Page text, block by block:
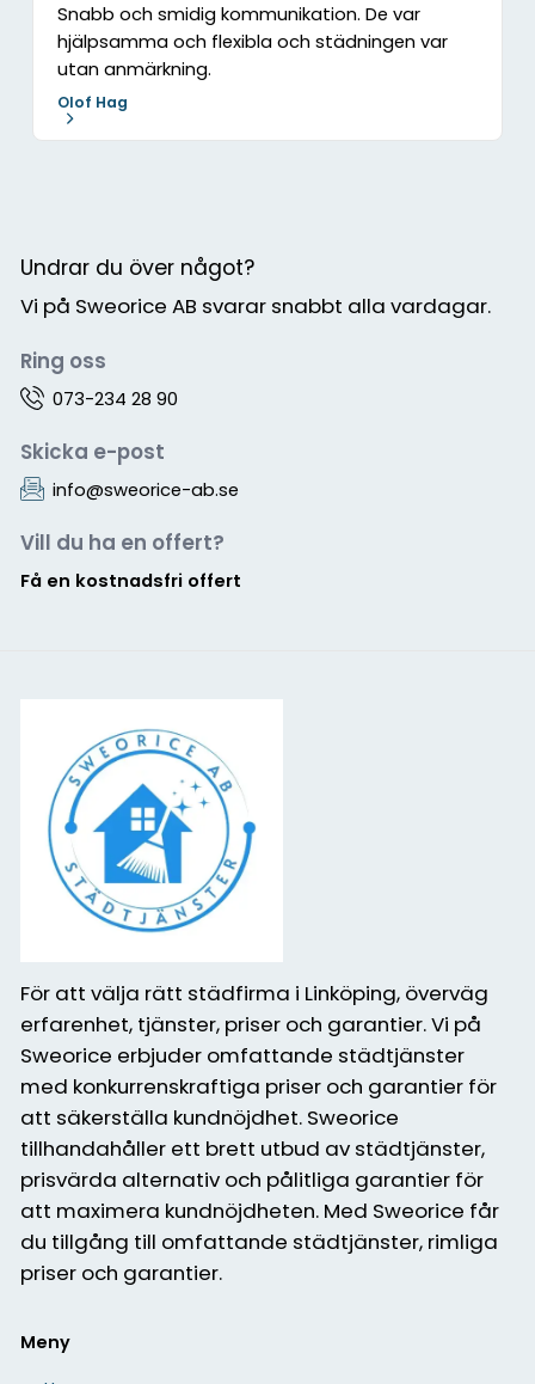
Snabb och smidig kommunikation. De var
hjälpsamma och flexibla och städningen var
utan anmärkning.
Olof Hag
Undrar du över något?
Vi på Sweorice AB svarar snabbt alla vardagar.
Ring oss
073-234 28 90
Skicka e-post
info@sweorice-ab.se
Vill du ha en offert?
Få en kostnadsfri offert
För att välja rätt städfirma i Linköping, överväg
erfarenhet, tjänster, priser och garantier. Vi på
Sweorice erbjuder omfattande städtjänster
med konkurrenskraftiga priser och garantier för
att säkerställa kundnöjdhet. Sweorice
tillhandahåller ett brett utbud av städtjänster,
prisvärda alternativ och pålitliga garantier för
att maximera kundnöjdheten. Med Sweorice får
du tillgång till omfattande städtjänster, rimliga
priser och garantier.
Meny